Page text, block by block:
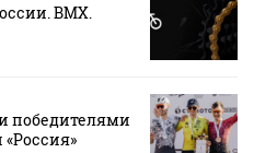
BMX.
победителями
«Россия»